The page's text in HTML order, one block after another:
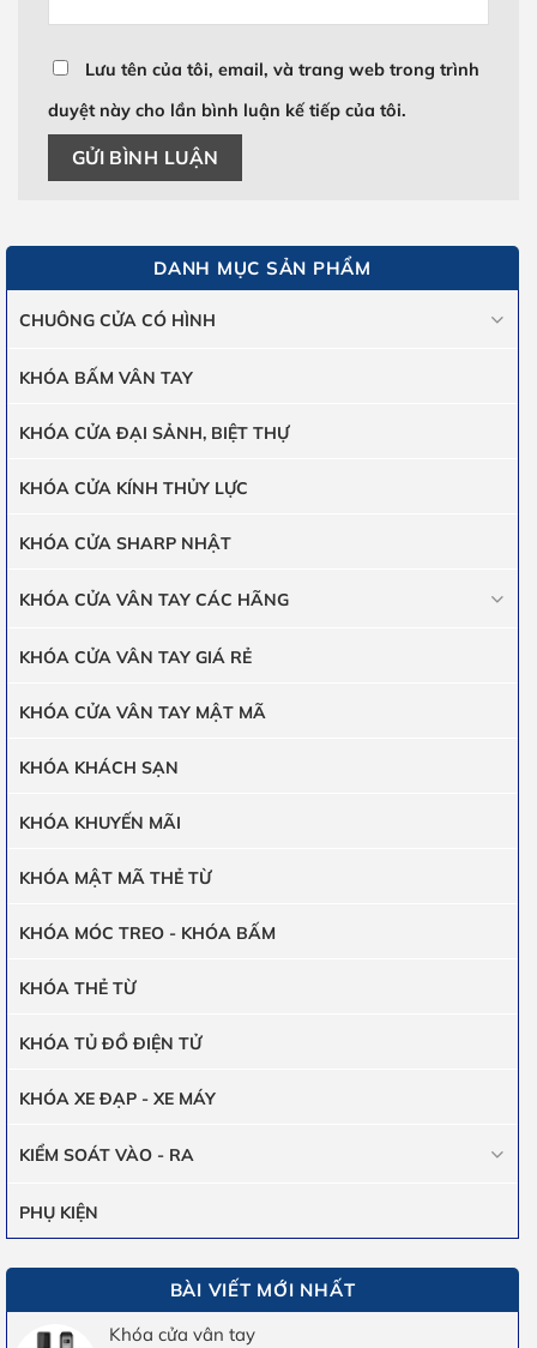
Lưu tên của tôi, email, và trang web trong trình
duyệt này cho lần bình luận kế tiếp của tôi.
DANH MỤC SẢN PHẨM
CHUÔNG CỬA CÓ HÌNH
KHÓA BẤM VÂN TAY
KHÓA CỬA ĐẠI SẢNH, BIỆT THỰ
KHÓA CỬA KÍNH THỦY LỰC
KHÓA CỬA SHARP NHẬT
KHÓA CỬA VÂN TAY CÁC HÃNG
KHÓA CỬA VÂN TAY GIÁ RẺ
KHÓA CỬA VÂN TAY MẬT MÃ
KHÓA KHÁCH SẠN
KHÓA KHUYẾN MÃI
KHÓA MẬT MÃ THẺ TỪ
KHÓA MÓC TREO - KHÓA BẤM
KHÓA THẺ TỪ
KHÓA TỦ ĐỒ ĐIỆN TỬ
KHÓA XE ĐẠP - XE MÁY
KIỂM SOÁT VÀO - RA
PHỤ KIỆN
BÀI VIẾT MỚI NHẤT
Khóa cửa vân tay